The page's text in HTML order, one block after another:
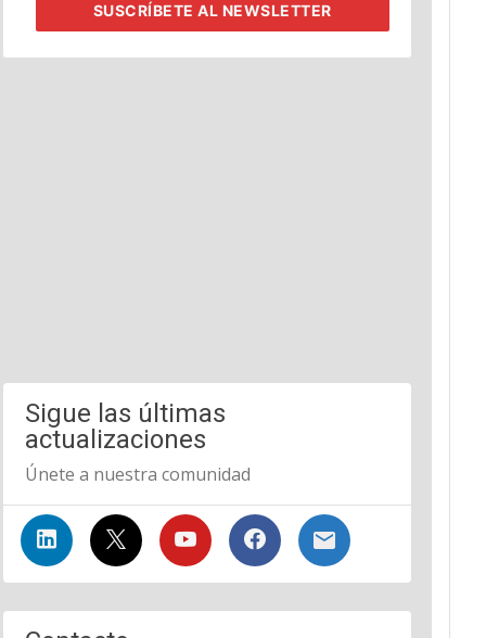
SUSCRÍBETEAL NEWSLETTER
Sigue las últimas
actualizaciones
Únete a nuestra comunidad